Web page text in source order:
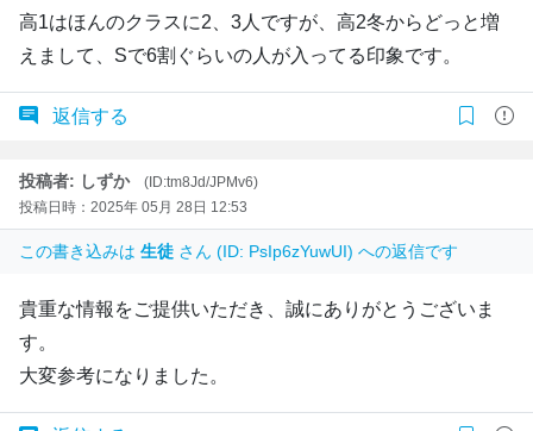
高1はほんのクラスに2、3人ですが、高2冬からどっと増
えまして、Sで6割ぐらいの人が入ってる印象です。
返信する
投稿者: しずか
(ID:tm8Jd/JPMv6)
投稿日時：2025年 05月 28日 12:53
この書き込みは 生徒 さん (ID: PsIp6zYuwUI) への返信です
貴重な情報をご提供いただき、誠にありがとうございま
す。
大変参考になりました。